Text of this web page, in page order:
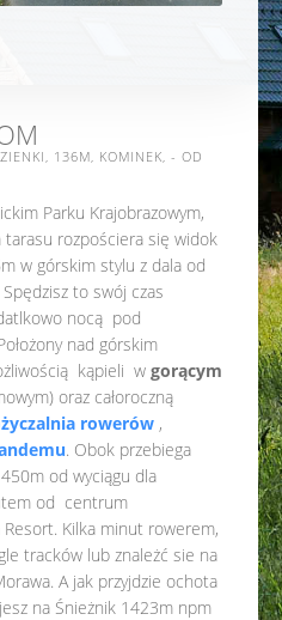
136M, KOMINEK, - OD
Parku Krajobrazowym,
rozpościera się widok
w górskim stylu z dala od
to swój czas
nocą pod
nad górskim
kąpieli w gorącym
oraz całoroczną
rowerów ,
. Obok przebiega
od wyciągu dla
od centrum
Kilka minut rowerem,
tracków lub znależć sie na
A jak przyjdzie ochota
na Śnieżnik 1423m npm